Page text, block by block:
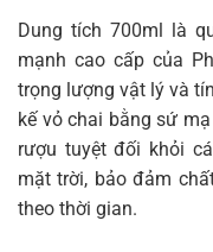
Dung tích 700ml là
mạnh cao cấp của
trọng lượng vật lý và
kế vỏ chai bằng sứ
rượu tuyệt đối khỏi
mặt trời, bảo đảm
theo thời gian.